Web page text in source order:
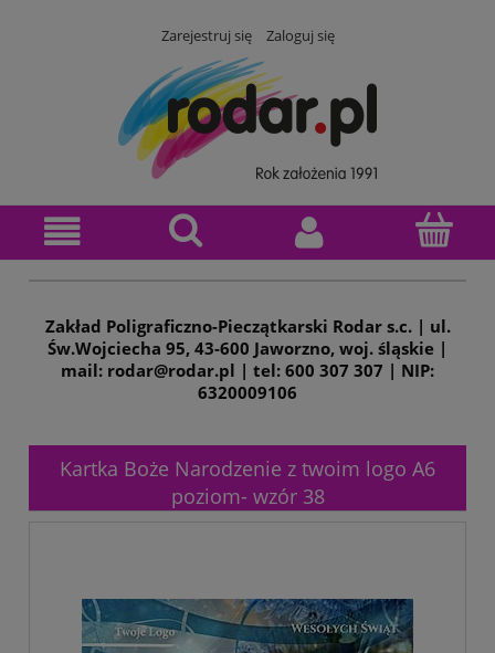
Zarejestruj się Zaloguj się
Zakład Poligraficzno-Pieczątkarski Rodar s.c. | ul.
Św.Wojciecha 95, 43-600 Jaworzno, woj. śląskie |
mail: rodar@rodar.pl | tel: 600 307 307 | NIP:
6320009106
Kartka Boże Narodzenie z twoim logo A6
poziom- wzór 38